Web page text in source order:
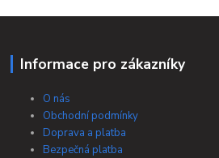
Informace pro zákazníky
O nás
Obchodní podmínky
Doprava a platba
Bezpečná platba